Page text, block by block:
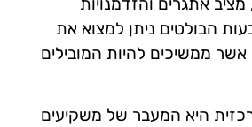
הבולטים ניתן למצוא את
אשר ממשיכים להיות המובילים
היא המעבר של משקיעים